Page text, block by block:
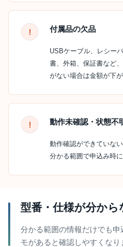
付属品の欠品
USBケーブル、レシー
書、外箱、保証書など
がない場合は金額が下
動作未確認・状態不
動作確認ができていな
分かる範囲で申込み時
型番・仕様が分から
分かる範囲の情報だけでも
モがあると確認しやすくなり